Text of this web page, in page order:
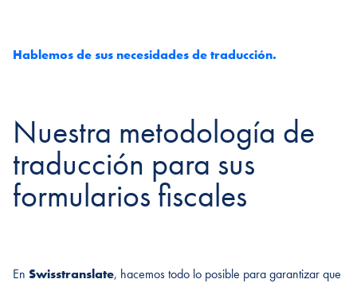
Hablemos de sus necesidades de traducción.
Nuestra metodología de
traducción para sus
formularios fiscales
En Swisstranslate, hacemos todo lo posible para garantizar que